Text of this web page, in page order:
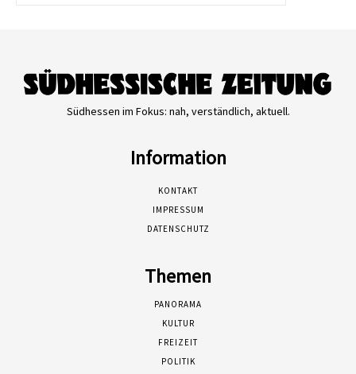
Südhessen im Fokus: nah, verständlich, aktuell.
Information
KONTAKT
IMPRESSUM
DATENSCHUTZ
Themen
PANORAMA
KULTUR
FREIZEIT
POLITIK